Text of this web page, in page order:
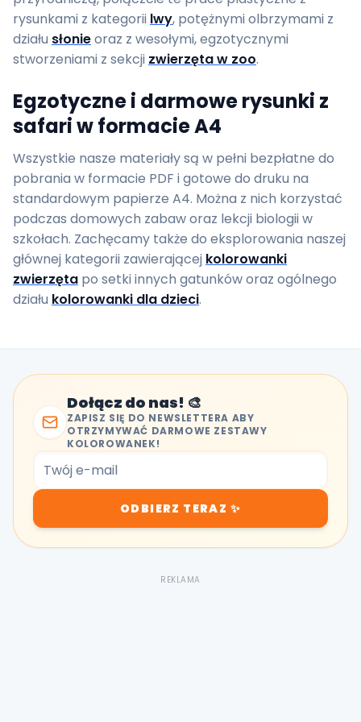
rysunkami z kategorii lwy, potężnymi olbrzymami z
działu słonieoraz z wesołymi, egzotycznymi
stworzeniami z sekcji zwierzęta w zoo.
Egzotyczne i darmowe rysunki z
safari w formacie A4
Wszystkie nasze materiały są w pełni bezpłatne do
pobrania w formacie PDF i gotowe do druku na
standardowym papierze A4. Można z nich korzystać
podczas domowych zabaw oraz lekcji biologii w
szkołach. Zachęcamy także do eksplorowania naszej
głównej kategorii zawierającej kolorowanki
zwierzęta po setki innych gatunków oraz ogólnego
działu kolorowanki dla dzieci.
Dołącz do nas! 🎨
ZAPISZ SIĘ DO NEWSLETTERA ABY
OTRZYMYWAĆ DARMOWE ZESTAWY
KOLOROWANEK!
ODBIERZ TERAZ ✨
REKLAMA